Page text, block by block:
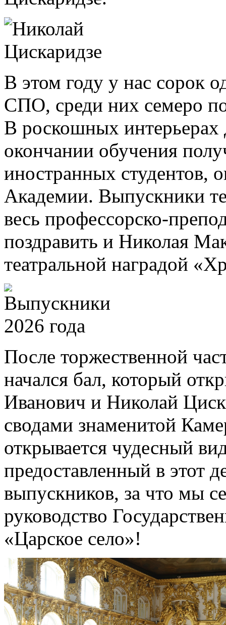
В этом году у нас сорок
СПО, среди них семеро
В роскошных интерьерах
окончании обучения
иностранных студентов,
Академии. Выпускники
весь профессорско-
поздравить и Николая
театральной наградой
После торжественной
начался бал, который
Иванович и Николай
сводами знаменитой
открывается чудесный
предоставленный в этот
выпускников, за что мы
руководство
«Царское село»!